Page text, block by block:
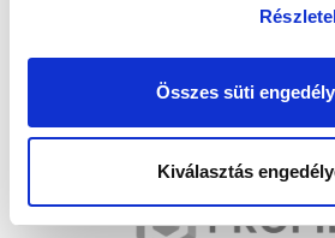
Összes süti
Kiválasztás